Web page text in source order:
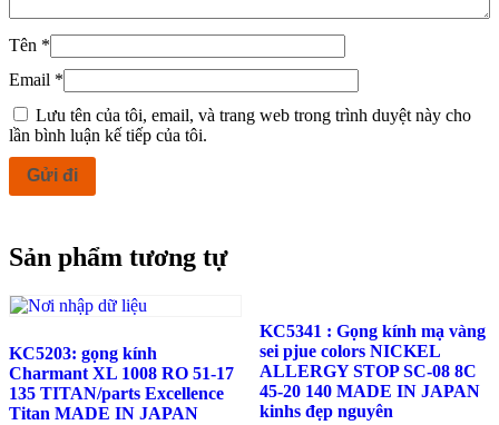
Tên *
Email *
Lưu tên của tôi, email, và trang web trong trình duyệt này cho
lần bình luận kế tiếp của tôi.
Sản phẩm tương tự
KC5203: gọng kính
Charmant XL 1008 RO 51-17
135 TITAN/parts Excellence
Titan MADE IN JAPAN
KC5341 : Gọng kính mạ vàng
sei pjue colors NICKEL
ALLERGY STOP SC-08 8C
45-20 140 MADE IN JAPAN
kinhs đẹp nguyên